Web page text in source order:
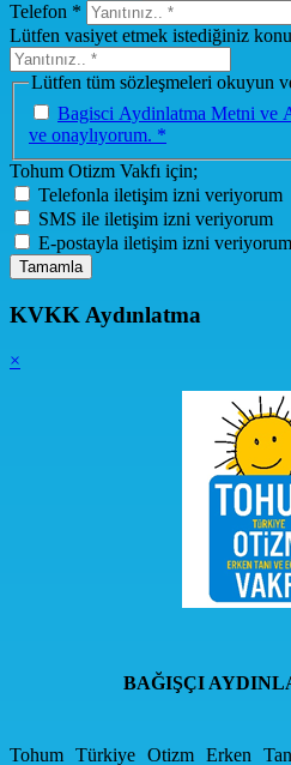
Telefon *
Lütfen vasiyet etmek istediğiniz
Lütfen tüm sözleşmeleri okuyun
Bagisci Aydinlatma Metni ve
ve onaylıyorum. *
Tohum Otizm Vakfı için;
Telefonla iletişim izni veriyorum
SMS ile iletişim izni veriyorum
E-postayla iletişim izni veriyorum
Tamamla
KVKK Aydınlatma
×
BAĞIŞÇI
Tohum Türkiye Otizm Erken